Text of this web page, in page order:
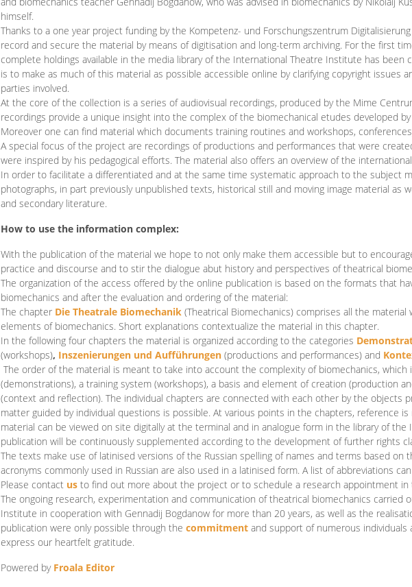
himself.
Thanks to a one year project funding by the Kompetenz- und Forschungszentrum
record and secure the material by means of digitisation and long-term archiving. For the first
complete holdings available in the media library of the International Theatre Institute has
is to make as much of this material as possible accessible online by clarifying copyright issues
parties involved.
At the core of the collection is a series of audiovisual recordings, produced by the Mime
recordings provide a unique insight into the complex of the biomechanical etudes developed
Moreover one can find material which documents training routines and workshops,
A special focus of the project are recordings of productions and performances that were
were inspired by his pedagogical efforts. The material also offers an overview of the
In order to facilitate a differentiated and at the same time systematic approach to the subject
photographs, in part previously unpublished texts, historical still and moving image material as
and secondary literature.
How to use the information complex:
With the publication of the material we hope to not only make them accessible but to
practice and discourse and to stir the dialogue abut history and perspectives of theatrical
The organization of the access offered by the online publication is based on the formats that
biomechanics and after the evaluation and ordering of the material:
The chapter Die Theatrale Biomechanik (Theatrical Biomechanics) comprises all the material
elements of biomechanics. Short explanations contextualize the material in this chapter.
In the following four chapters the material is organized according to the categories D
(workshops), Inszenierungen und Aufführungen (productions and performances) and
The order of the material is meant to take into account the complexity of biomechanics, which
(demonstrations), a training system (workshops), a basis and element of creation (production
(context and reflection). The individual chapters are connected with each other by the objects
matter guided by individual questions is possible. At various points in the chapters, reference
material can be viewed on site digitally at the terminal and in analogue form in the library of
publication will be continuously supplemented according to the development of further rights
The texts make use of latinised versions of the Russian spelling of names and terms based on
acronyms commonly used in Russian are also used in a latinised form. A list of abbreviations
Please contact us to find out more about the project or to schedule a research appointment in
The ongoing research, experimentation and communication of theatrical biomechanics carried
Institute in cooperation with Gennadij Bogdanow for more than 20 years, as well as the
publication were only possible through the commitment and support of numerous
express our heartfelt gratitude.
Powered by Froala Editor